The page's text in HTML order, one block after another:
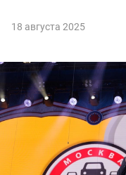
18 августа 2025